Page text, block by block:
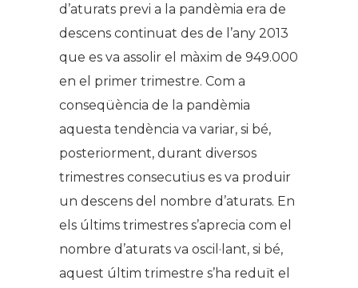
d’aturats previ a la pandèmia era de
descens continuat des de l’any 2013
que es va assolir el màxim de 949.000
en el primer trimestre. Com a
conseqüència de la pandèmia
aquesta tendència va variar, si bé,
posteriorment, durant diversos
trimestres consecutius es va produir
un descens del nombre d’aturats. En
els últims trimestres s’aprecia com el
nombre d’aturats va oscil·lant, si bé,
aquest últim trimestre s’ha reduït el